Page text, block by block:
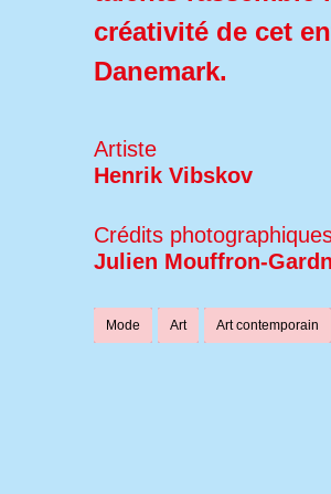
créativité de cet
Danemark.
Artiste
Henrik Vibskov
Crédits
Julien Mouffron-
Mode Art Art contemporain